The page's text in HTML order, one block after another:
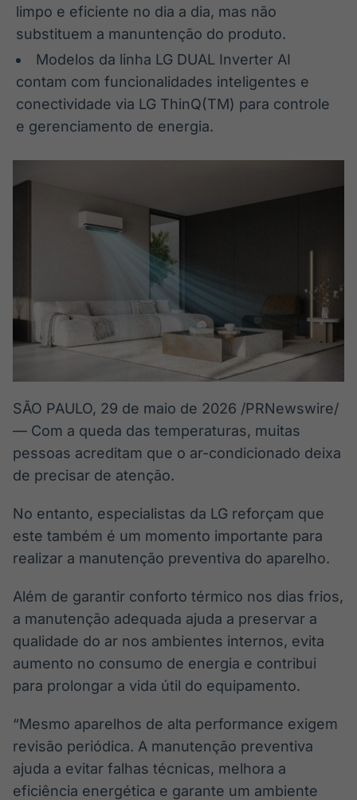
conteúdos
de investimento
Em breve Em breve
Gestão de
Tokenização
limpo e eficiente no dia a dia, mas não
substituem a manuntenção do produto.
Modelos da linha LG DUAL Inverter AI
contam com funcionalidades inteligentes e
conectividade via LG ThinQ(TM) para controle
e gerenciamento de energia.
SÃO PAULO, 29 de maio de 2026 /PRNewswire/
— Com a queda das temperaturas, muitas
pessoas acreditam que o ar-condicionado deixa
de precisar de atenção.
No entanto, especialistas da LG reforçam que
este também é um momento importante para
realizar a manutenção preventiva do aparelho.
Além de garantir conforto térmico nos dias frios,
a manutenção adequada ajuda a preservar a
qualidade do ar nos ambientes internos, evita
aumento no consumo de energia e contribui
para prolongar a vida útil do equipamento.
“Mesmo aparelhos de alta performance exigem
revisão periódica. A manutenção preventiva
ajuda a evitar falhas técnicas, melhora a
eficiência energética e garante um ambiente